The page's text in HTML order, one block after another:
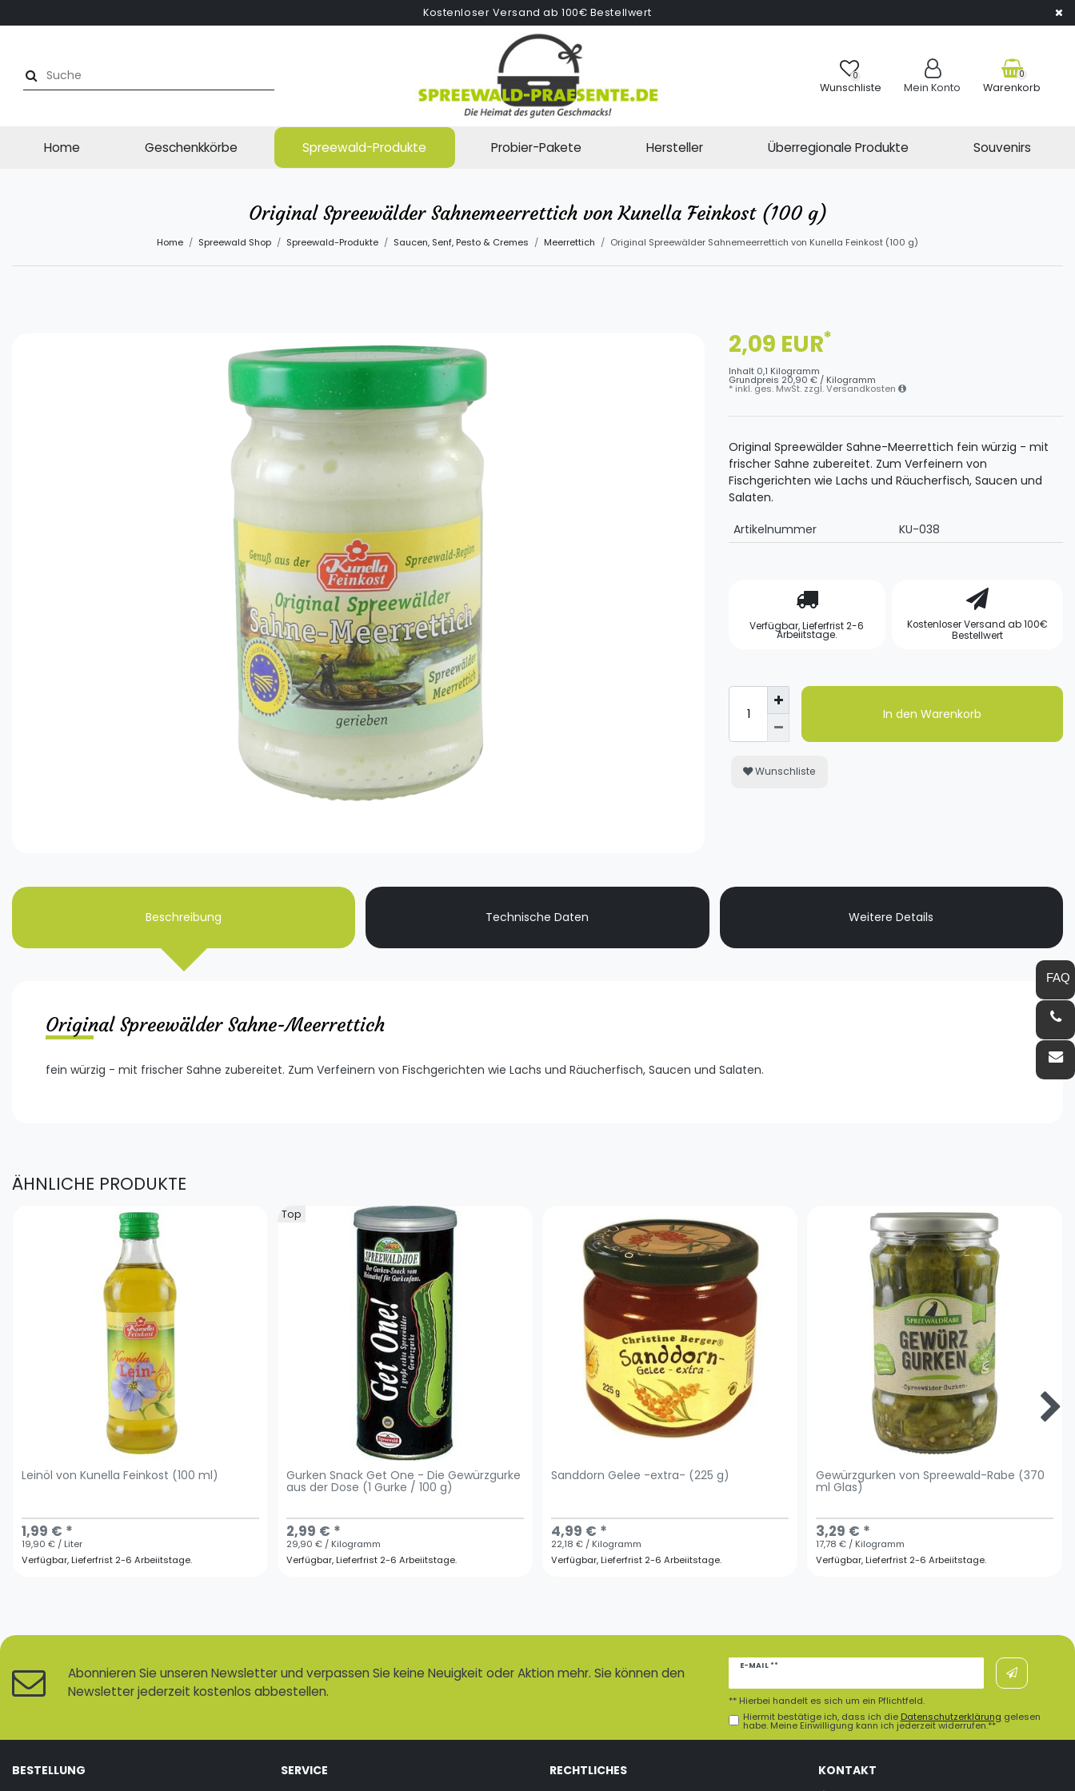
Kostenloser Versand ab 100€ Bestellwert
0
Wunschliste Mein Konto
0
Warenkorb
Home Geschenkkörbe Spreewald-Produkte Probier-Pakete Hersteller Überregionale Produkte Souvenirs
Original Spreewälder Sahnemeerrettich von Kunella Feinkost (100 g)
Home Spreewald Shop Spreewald-Produkte Saucen, Senf, Pesto & Cremes Meerrettich Original Spreewälder Sahnemeerrettich von Kunella Feinkost (100 g)
2,09 EUR*
Inhalt 0,1 Kilogramm
Grundpreis 20,90 € / Kilogramm
* inkl. ges. MwSt. zzgl.Versandkosten
Original Spreewälder Sahne-Meerrettich fein würzig - mit
frischer Sahne zubereitet. Zum Verfeinern von
Fischgerichten wie Lachs und Räucherfisch, Saucen und
Salaten.
Artikelnummer
KU-038
Verfügbar, Lieferfrist 2-6
Arbeiitstage.
Kostenloser Versand ab 100€
Bestellwert
In den Warenkorb
Wunschliste
Beschreibung Technische Daten Weitere Details
Original Spreewälder Sahne-Meerrettich
fein würzig - mit frischer Sahne zubereitet. Zum Verfeinern von Fischgerichten wie Lachs und Räucherfisch, Saucen und Salaten.
ÄHNLICHE PRODUKTE
Leinöl von Kunella Feinkost (100 ml)
1,99 € *
19,90 € / Liter
Verfügbar, Lieferfrist 2-6 Arbeiitstage.
Top
Gurken Snack Get One - Die Gewürzgurke
aus der Dose (1 Gurke / 100 g)
2,99 € *
29,90 € / Kilogramm
Verfügbar, Lieferfrist 2-6 Arbeiitstage.
Sanddorn Gelee -extra- (225 g)
4,99 € *
22,18 € / Kilogramm
Verfügbar, Lieferfrist 2-6 Arbeiitstage.
Gewürzgurken von Spreewald-Rabe (370
ml Glas)
3,29 € *
17,78 € / Kilogramm
Verfügbar, Lieferfrist 2-6 Arbeiitstage.
Abonnieren Sie unseren Newsletter und verpassen Sie keine Neuigkeit oder Aktion mehr. Sie können den
Newsletter jederzeit kostenlos abbestellen.
E-MAIL **
Newsletter
Hiermit bestätige ich, dass ich die Daten­schutz­erklärung gelesen
habe. Meine Einwilligung kann ich jederzeit widerrufen.**
** Hierbei handelt es sich um ein Pflichtfeld.
BESTELLUNG
SERVICE
RECHTLICHES
KONTAKT